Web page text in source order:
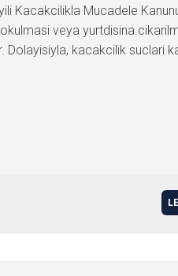
Kacakcilikla Mucadele
veya yurtdisina
Dolayisiyla, kacakcilik suclari